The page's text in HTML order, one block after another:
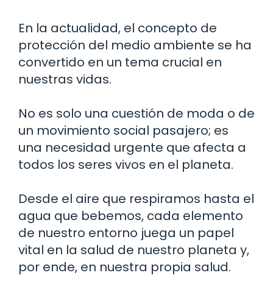
En la actualidad, el concepto de
protección del medio ambiente se ha
convertido en un tema crucial en
nuestras vidas.
No es solo una cuestión de moda o de
un movimiento social pasajero; es
una necesidad urgente que afecta a
todos los seres vivos en el planeta.
Desde el aire que respiramos hasta el
agua que bebemos, cada elemento
de nuestro entorno juega un papel
vital en la salud de nuestro planeta y,
por ende, en nuestra propia salud.